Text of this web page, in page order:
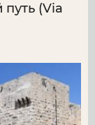
(Via